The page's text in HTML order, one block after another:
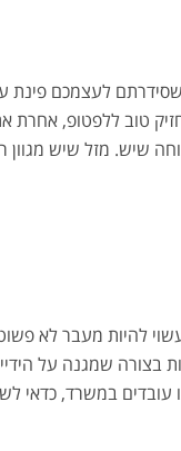
שסידרתם לעצמכם
טוב ללפטופ,
שיש. מזל שיש מגוון
להיות מעבר לא
בצורה שמגנה על
עובדים במשרד, כדאי